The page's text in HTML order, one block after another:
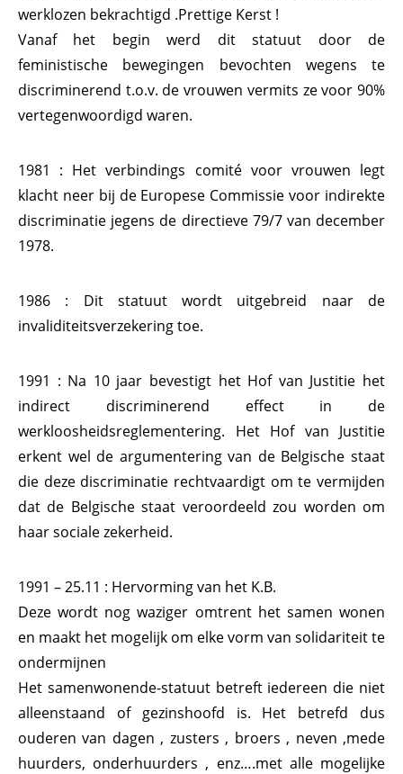
werklozen bekrachtigd .Prettige Kerst !
Vanaf het begin werd dit statuut door de
feministische bewegingen bevochten wegens te
discriminerend t.o.v. de vrouwen vermits ze voor 90%
vertegenwoordigd waren.
1981 : Het verbindings comité voor vrouwen legt
klacht neer bij de Europese Commissie voor indirekte
discriminatie jegens de directieve 79/7 van december
1978.
1986 : Dit statuut wordt uitgebreid naar de
invaliditeitsverzekering toe.
1991 : Na 10 jaar bevestigt het Hof van Justitie het
indirect discriminerend effect in de
werkloosheidsreglementering. Het Hof van Justitie
erkent wel de argumentering van de Belgische staat
die deze discriminatie rechtvaardigt om te vermijden
dat de Belgische staat veroordeeld zou worden om
haar sociale zekerheid.
1991 – 25.11 : Hervorming van het K.B.
Deze wordt nog waziger omtrent het samen wonen
en maakt het mogelijk om elke vorm van solidariteit te
ondermijnen
Het samenwonende-statuut betreft iedereen die niet
alleenstaand of gezinshoofd is. Het betrefd dus
ouderen van dagen , zusters , broers , neven ,mede
huurders, onderhuurders , enz….met alle mogelijke